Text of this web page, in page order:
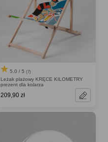
5.0 / 5 (7)
Leżak plażowy KRĘCE KILOMETRY
prezent dla kolarza
209,90 zł